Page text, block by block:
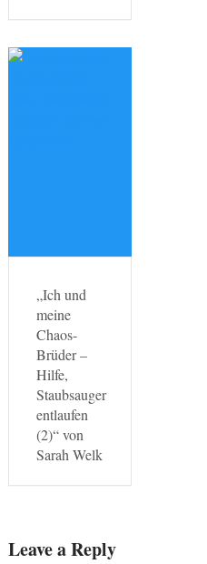
„Ich und
meine
Chaos-
Brüder –
Hilfe,
Staubsauger
entlaufen
(2)“ von
Sarah Welk
Leave a Reply